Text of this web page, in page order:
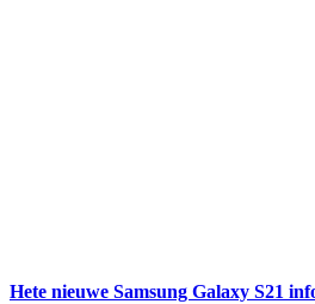
Hete nieuwe Samsung Galaxy S21